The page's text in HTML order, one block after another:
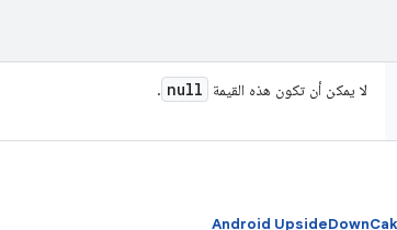
لا يمكن أن تكون هذه القيمة null
.